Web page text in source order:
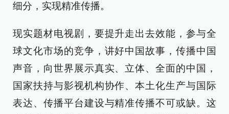
细分，实现精准传播。
现实题材电视剧，要提升走出去效能，参与全
球文化市场的竞争，讲好中国故事，传播中国
声音，向世界展示真实、立体、全面的中国，
国家扶持与影视机构协作、本土化生产与国际
表达、传播平台建设与精准传播不可或缺。这